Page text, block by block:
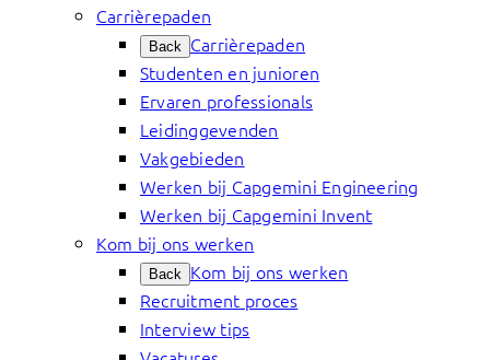
Carrièrepaden
Back Carrièrepaden
Studenten en junioren
Ervaren professionals
Leidinggevenden
Vakgebieden
Werken bij Capgemini Engineering
Werken bij Capgemini Invent
Kom bij ons werken
Back Kom bij ons werken
Recruitment proces
Interview tips